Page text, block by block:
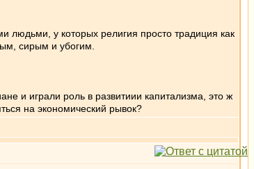
людьми, у которых религия просто традиция как
сирым и убогим.
и играли роль в развитиии капитализма, это ж
на экономический рывок?